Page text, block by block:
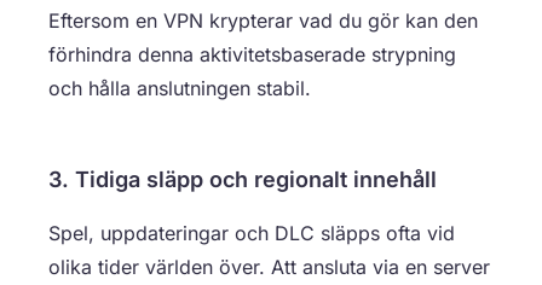
Eftersom en VPN krypterar vad du gör kan den
förhindra denna aktivitetsbaserade strypning
och hålla anslutningen stabil.
3. Tidiga släpp och regionalt innehåll
Spel, uppdateringar och DLC släpps ofta vid
olika tider världen över. Att ansluta via en server